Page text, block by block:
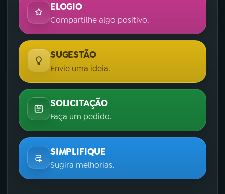
ELOGIO
Compartilhe algo positivo.
SUGESTÃO
Envie uma ideia.
SOLICITAÇÃO
Faça um pedido.
SIMPLIFIQUE
Sugira melhorias.